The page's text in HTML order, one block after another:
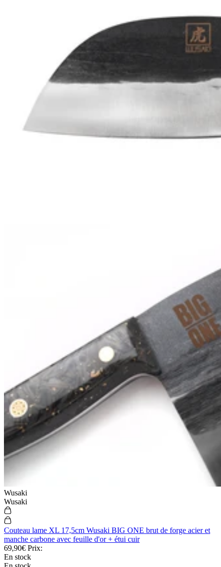
Wusaki
Wusaki
Couteau lame XL 17,5cm Wusaki BIG ONE brut de forge acier et
manche carbone avec feuille d'or + étui cuir
69,90€ Prix:
En stock